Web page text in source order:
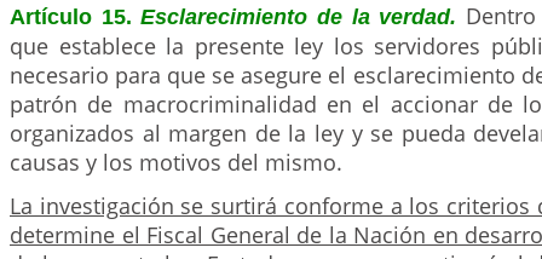
Artículo 15.Esclarecimiento de la verdad.
que establece la presente ley los servidores
necesario para que se asegure el esclarecimiento
patrón de macrocriminalidad en el accionar de
organizados al margen de la ley y se pueda
causas y los motivos del mismo.
La investigación se surtirá conforme a los criterios
determine el Fiscal General de la Nación en